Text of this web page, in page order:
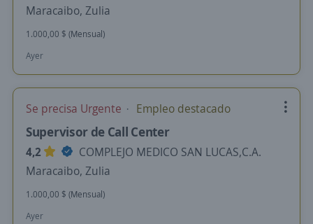
Maracaibo, Zulia
1.000,00 $ (Mensual)
Ayer
Se precisa Urgente Empleo destacado
Supervisor de Call Center
4,2
COMPLEJO MEDICO SAN LUCAS,C.A.
Maracaibo, Zulia
1.000,00 $ (Mensual)
Ayer